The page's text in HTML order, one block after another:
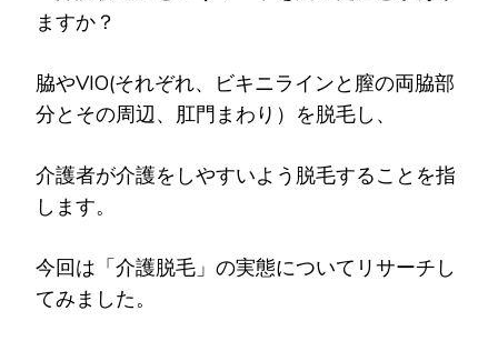
い
ますか？
脇やVIO(それぞれ、ビキニラインと膣の両脇部
分とその周辺、肛門まわり）を脱毛し、
介護者が介護をしやすいよう脱毛することを指
します。
今回は「介護脱毛」の実態についてリサーチし
てみました。